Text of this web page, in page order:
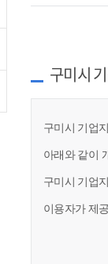
구미시
구미시 기업
아래와 같이
구미시 기업
이용자가 제